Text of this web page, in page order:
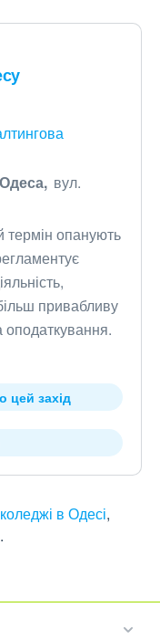
Одеса вул.
термін опанують
привабливу
оподаткування.
цей захід
коледжі в Одесі,
.